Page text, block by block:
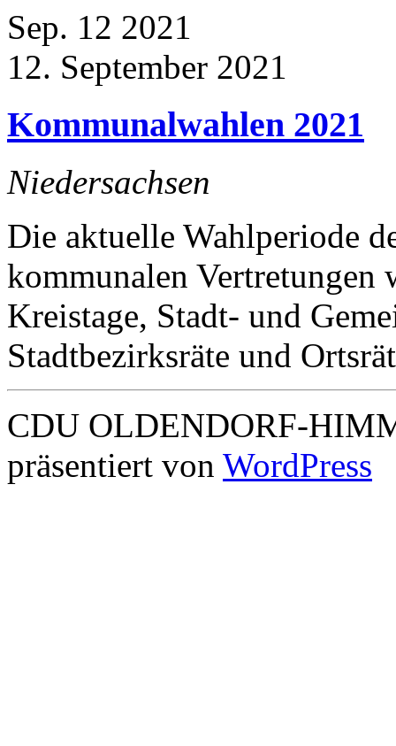
Sep. 12 2021
12. September 2021
Kommunalwahlen 2021
Niedersachsen
Die aktuelle Wahlperiode
kommunalen Vertretungen
Kreistage, Stadt- und
Stadtbezirksräte und
CDU OLDENDORF-
präsentiert von WordPress